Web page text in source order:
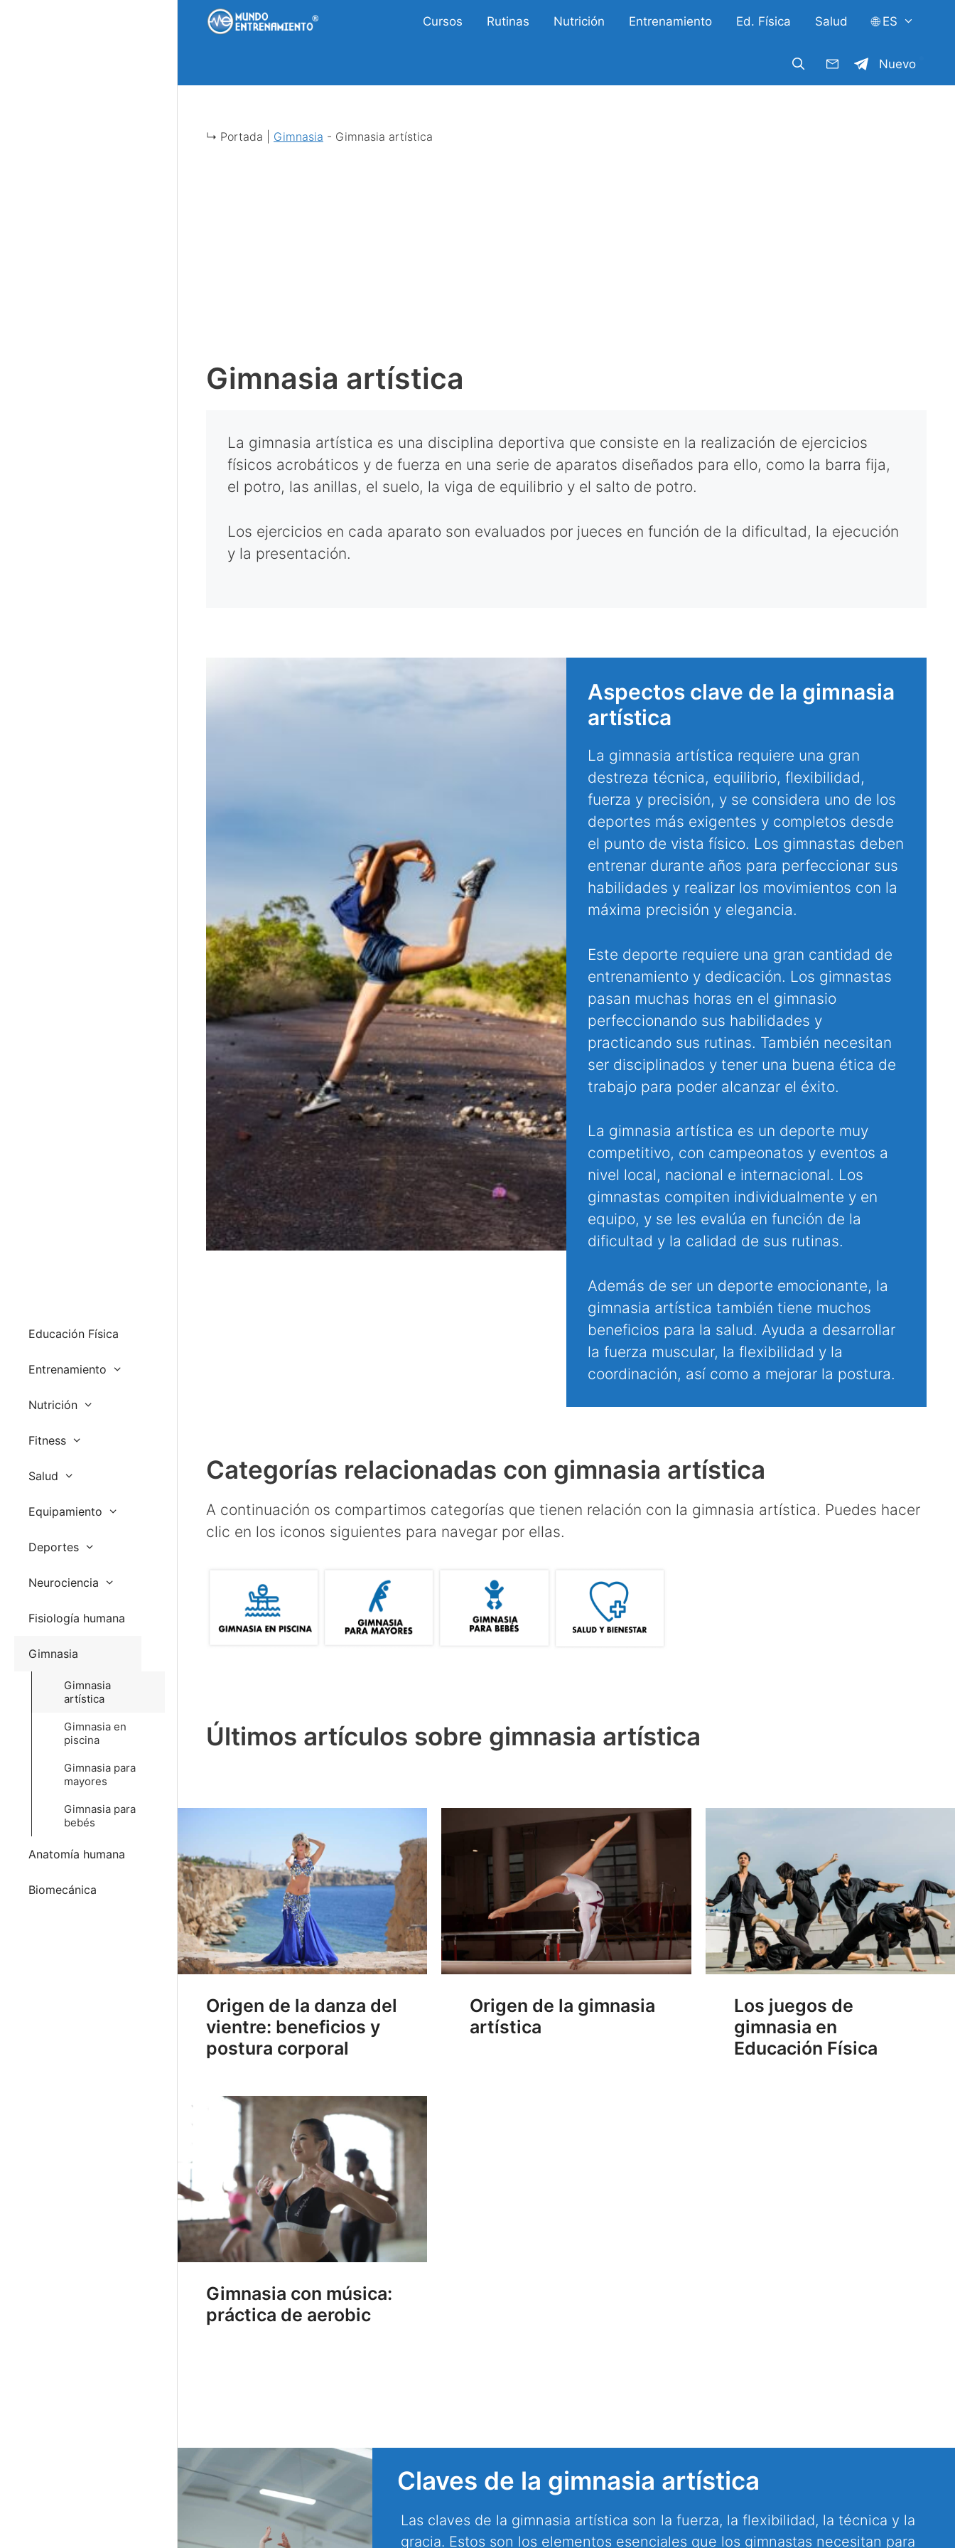
Saltar
Cursos Rutinas Nutrición Entrenamiento Ed. Física Salud 🌐 ES
Nuevo
Educación Física
Entrenamiento
Nutrición
Fitness
Salud
Equipamiento
Deportes
Neurociencia
Fisiología humana
Gimnasia
Gimnasia
artística
Gimnasia en
piscina
Gimnasia para
mayores
Gimnasia para
bebés
Anatomía humana
Biomecánica
↳ Portada | Gimnasia - Gimnasia artística
Gimnasia artística
La gimnasia artística es una disciplina deportiva que consiste en la realización de ejercicios
físicos acrobáticos y de fuerza en una serie de aparatos diseñados para ello, como la barra fija,
el potro, las anillas, el suelo, la viga de equilibrio y el salto de potro.
Los ejercicios en cada aparato son evaluados por jueces en función de la dificultad, la ejecución
y la presentación.
Aspectos clave de la gimnasia
artística
La gimnasia artística requiere una gran
destreza técnica, equilibrio, flexibilidad,
fuerza y precisión, y se considera uno de los
deportes más exigentes y completos desde
el punto de vista físico. Los gimnastas deben
entrenar durante años para perfeccionar sus
habilidades y realizar los movimientos con la
máxima precisión y elegancia.
Este deporte requiere una gran cantidad de
entrenamiento y dedicación. Los gimnastas
pasan muchas horas en el gimnasio
perfeccionando sus habilidades y
practicando sus rutinas. También necesitan
ser disciplinados y tener una buena ética de
trabajo para poder alcanzar el éxito.
La gimnasia artística es un deporte muy
competitivo, con campeonatos y eventos a
nivel local, nacional e internacional. Los
gimnastas compiten individualmente y en
equipo, y se les evalúa en función de la
dificultad y la calidad de sus rutinas.
Además de ser un deporte emocionante, la
gimnasia artística también tiene muchos
beneficios para la salud. Ayuda a desarrollar
la fuerza muscular, la flexibilidad y la
coordinación, así como a mejorar la postura.
Categorías relacionadas con gimnasia artística
A continuación os compartimos categorías que tienen relación con la gimnasia artística. Puedes hacer
clic en los iconos siguientes para navegar por ellas.
Últimos artículos sobre gimnasia artística
Origen de la danza del
vientre: beneficios y
postura corporal
Origen de la gimnasia
artística
Los juegos de
gimnasia en
Educación Física
Gimnasia con música:
práctica de aerobic
Claves de la gimnasia artística
Las claves de la gimnasia artística son la fuerza, la flexibilidad, la técnica y la
gracia. Estos son los elementos esenciales que los gimnastas necesitan para